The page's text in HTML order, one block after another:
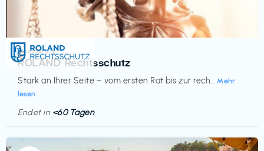
Versicherung
ROLAND Rechtsschutz
Stark an Ihrer Seite – vom ersten Rat bis zur rech... Mehr
lesen
€‎
Endet in <60 Tagen